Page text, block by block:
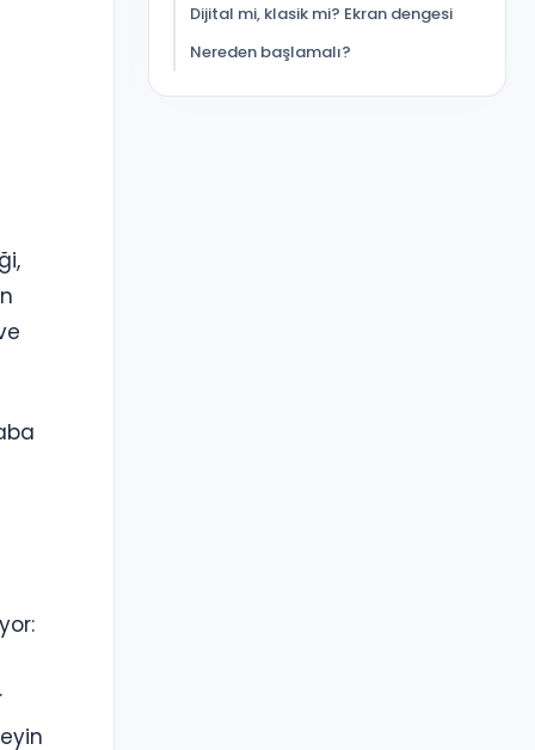
Dijital mi, klasik mi? Ekran dengesi
Nereden başlamalı?